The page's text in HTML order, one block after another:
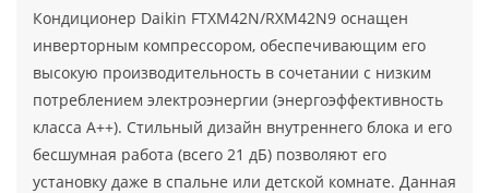
Кондиционер Daikin FTXM42N/RXM42N9 оснащен
инверторным компрессором, обеспечивающим его
высокую производительность в сочетании с низким
потреблением электроэнергии (энергоэффективность
класса А++). Стильный дизайн внутреннего блока и его
бесшумная работа (всего 21 дБ) позволяют его
установку даже в спальне или детской комнате. Данная